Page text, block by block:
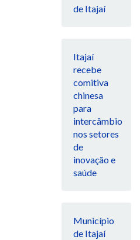
de Itajaí
Itajaí
recebe
comitiva
chinesa
para
intercâmbio
nos setores
de
inovação e
saúde
Município
de Itajaí